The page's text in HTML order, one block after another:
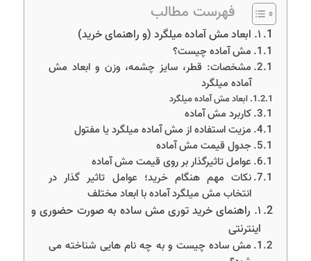
فهرست مطالب
۱. ابعاد مش آماده میلگرد (و راهنمای خرید)
مش آماده چیست؟
مشخصات: قطر، سایز چشمه، وزن و ابعاد مش
آماده میلگرد
ابعاد مش آماده میلگرد
کاربرد مش آماده
مزیت استفاده از مش آماده میلگرد یا مفتول
جدول قیمت مش آماده
عوامل تاثیرگذار بر روی قیمت مش آماده
نکات مهم هنگام خرید؛ عوامل تاثیر گذار در
انتخاب مش میلگرد آماده با ابعاد مختلف
۱. راهنمای خرید توری مش ساده به صورت حضوری و
اینترنتی
مش ساده چیست و به چه نام هایی شناخته می